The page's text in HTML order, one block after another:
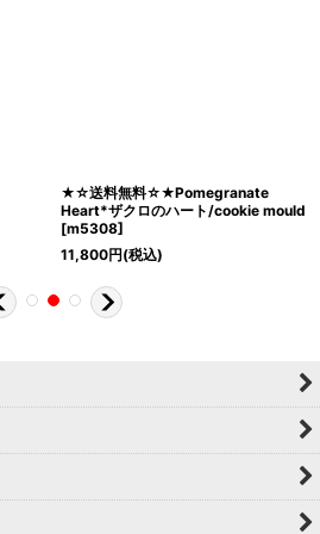
★☆送料無料☆★Pomegranate
Heart*ザクロのハート/cookie mould
[m5308]
11,800円(税込)